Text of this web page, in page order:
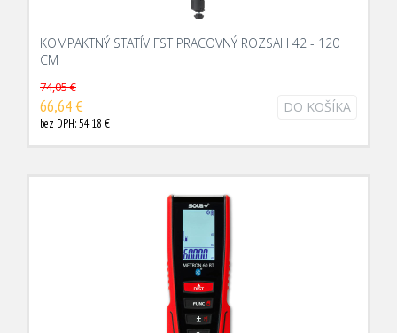
KOMPAKTNÝ STATÍV FST PRACOVNÝ ROZSAH 42 - 120
CM
74,05 €
66,64 €
bez DPH: 54,18 €
DO KOŠÍKA